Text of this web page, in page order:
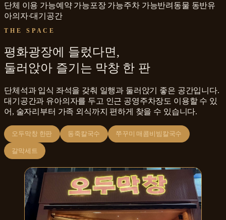
단체 이용 가능예약 가능포장 가능주차 가능반려동물 동반유
아의자·대기공간
THE SPACE
평화광장에 들렀다면,
둘러앉아 즐기는 막창 한 판
단체석과 입식 좌석을 갖춰 일행과 둘러앉기 좋은 공간입니다.
대기공간과 유아의자를 두고 인근 공영주차장도 이용할 수 있
어, 술자리부터 가족 외식까지 편하게 찾을 수 있습니다.
오두막창 한판 동죽칼국수 쭈꾸미 매콤비빔칼국수
갈막세트